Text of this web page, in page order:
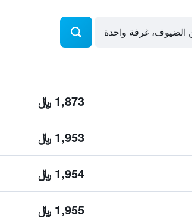
1,873 ﷼
1,953 ﷼
1,954 ﷼
1,955 ﷼